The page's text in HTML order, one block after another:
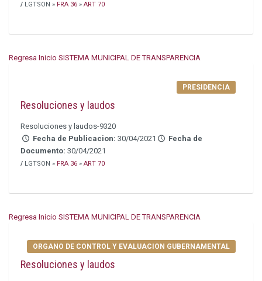
/ LGTSON » FRA 36 » ART 70
Regresa Inicio SISTEMA MUNICIPAL DE TRANSPARENCIA
PRESIDENCIA
Resoluciones y laudos
Resoluciones y laudos-9320
Fecha de Publicacion:30/04/2021
Fecha de
Documento: 30/04/2021
/ LGTSON » FRA 36 » ART 70
Regresa Inicio SISTEMA MUNICIPAL DE TRANSPARENCIA
ORGANO DE CONTROL Y EVALUACION GUBERNAMENTAL
Resoluciones y laudos